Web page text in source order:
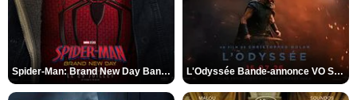
Spider-Man: Brand New Day Bande-annonce VO STFR L'Odyssée Bande-annonce VO STFR